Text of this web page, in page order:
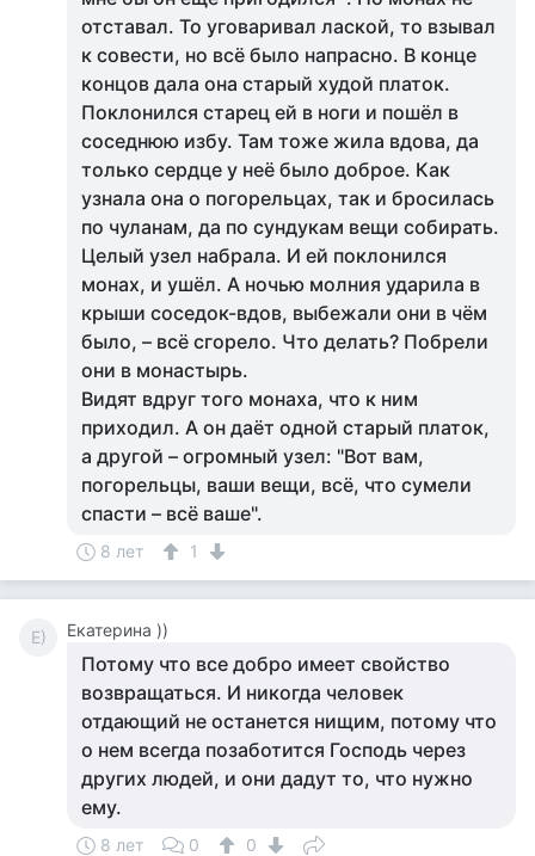
отставал. То уговаривал лаской, то взывал
к совести, но всё было напрасно. В конце
концов дала она старый худой платок.
Поклонился старец ей в ноги и пошёл в
соседнюю избу. Там тоже жила вдова, да
только сердце у неё было доброе. Как
узнала она о погорельцах, так и бросилась
по чуланам, да по сундукам вещи собирать.
Целый узел набрала. И ей поклонился
монах, и ушёл. А ночью молния ударила в
крыши соседок-вдов, выбежали они в чём
было, – всё сгорело. Что делать? Побрели
они в монастырь.
Видят вдруг того монаха, что к ним
приходил. А он даёт одной старый платок,
а другой – огромный узел: "Вот вам,
погорельцы, ваши вещи, всё, что сумели
спасти – всё ваше".
8 лет 1
Е) Екатерина ))
Потому что все добро имеет свойство
возвращаться. И никогда человек
отдающий не останется нищим, потому что
о нем всегда позаботится Господь через
других людей, и они дадут то, что нужно
ему.
8 лет 0 0